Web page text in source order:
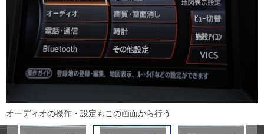
オーディオの操作・設定もこの画面から行う